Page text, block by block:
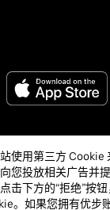
Inc.
使用第三方 Cookie
您投放相关广告并
击下方的“拒绝”按
。如果您拥有优步